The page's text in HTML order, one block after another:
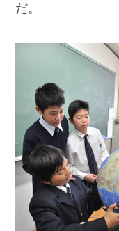
だ。